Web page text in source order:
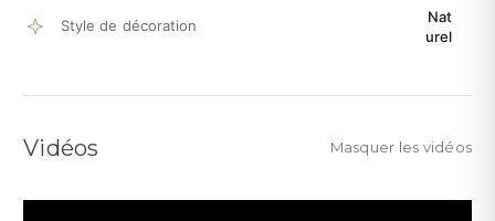
Style de décoration
Nat
urel
Vidéos Masquer les vidéos